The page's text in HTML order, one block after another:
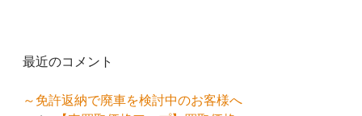
最近のコメント
～免許返納で廃車を検討中のお客様へ